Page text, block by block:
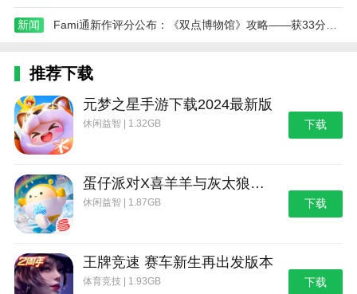
新闻 Fami通新作评分公布：《双点博物馆》攻略——获33分好评
推荐下载
元梦之星手游下载2024最新版
休闲益智 | 1.32GB 下载
蛋仔派对X喜羊羊与灰太狼联动第二弹版本
休闲益智 | 1.87GB 下载
王牌竞速 赛车新生再出发版本
体育竞技 | 1.93GB 下载